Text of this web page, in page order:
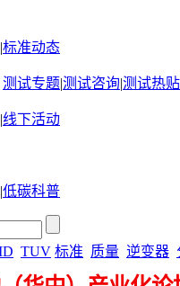
|标准动态
测试专题|测试咨询|测试热贴
|线下活动
|低碳科普
TUV 标准 质量 逆变器